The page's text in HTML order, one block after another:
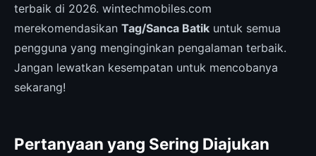
terbaik di 2026. wintechmobiles.com
merekomendasikan Tag/Sanca Batik untuk semua
pengguna yang menginginkan pengalaman terbaik.
Jangan lewatkan kesempatan untuk mencobanya
sekarang!
Pertanyaan yang Sering Diajukan